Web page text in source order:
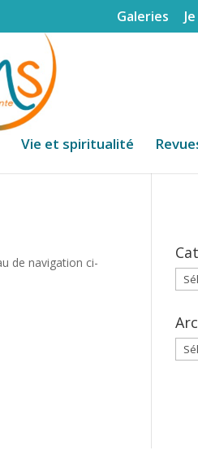
Galeries
Vie et spiritualité
de navigation ci-